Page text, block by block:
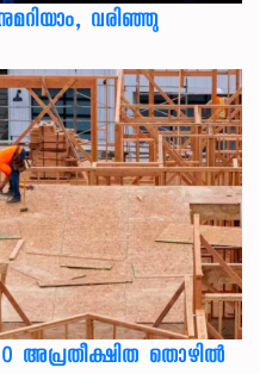
വരിഞ്ഞു
അപ്രതീക്ഷിത തൊഴില്‍